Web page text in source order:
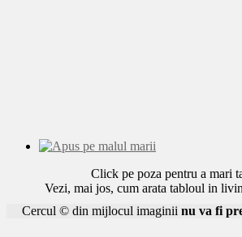
Click pe poza pentru a mari
Vezi, mai jos, cum arata tabloul in
Cercul © din mijlocul imaginii nu va fi